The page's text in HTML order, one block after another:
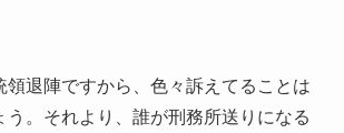
領退陣ですから、色々訴えてることは
う。それより、誰が刑務所送りになる